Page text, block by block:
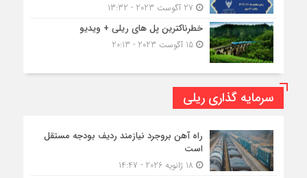
خطرناکترین پل های ریلی + ویدیو
15 آگوست 2023 - 20:13
سرمایه گذاری ریلی
راه آهن بروجرد نیازمند ردیف بودجه مستقل
است